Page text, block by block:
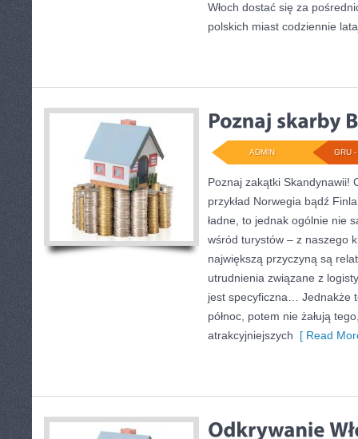
Włoch dostać się za
polskich miast codziennie
GRU
ADMIN
Poznaj zakątki Skandynawii!
przykład Norwegia bądź
ładne, to jednak ogólnie nie
wśród turystów – z naszego
największą przyczyną są
utrudnienia związane z
jest specyficzna… Jednakże
północ, potem nie żałują
atrakcyjniejszych [ Read